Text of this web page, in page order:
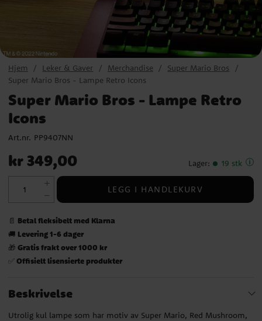
Hjem Leker & Gaver Merchandise
Super Mario Bros
Super Mario Bros - Lampe Retro Icons
Super Mario Bros - Lampe Retro
Icons
Art.nr. PP9407NN
Pris
:kr 349,00
kr 349,00 Lager: 19 stk
LEGG I HANDLEKURV
📄 Betal fleksibelt med Klarna
🚚 Levering 1-6 dager
🎁 Gratis frakt over 1000 kr
✅ Offisielt lisensierte produkter
Beskrivelse
Utrolig kul lampe som har motiv av Super Mario, Red Mushroom,